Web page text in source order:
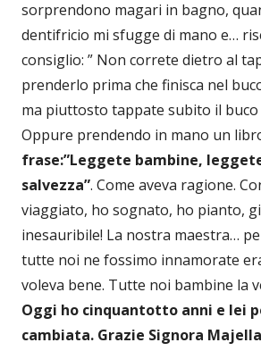
sorprendono magari in bagno,
dentifricio mi sfugge di mano e…
consiglio: ” Non correte dietro al
prenderlo prima che finisca nel
ma piuttosto tappate subito il buco
Oppure prendendo in mano un
frase:”Leggete bambine,
salvezza”. Come aveva ragione.
viaggiato, ho sognato, ho pianto,
inesauribile! La nostra maestra…
tutte noi ne fossimo innamorate
voleva bene. Tutte noi bambine la
Oggi ho cinquantotto anni e lei
cambiata. Grazie Signora